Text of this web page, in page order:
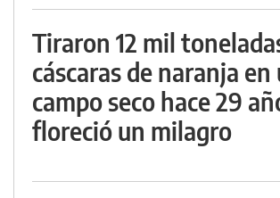
Tiraron 12 mil
cáscaras de naranja en
campo seco hace 29
floreció un milagro